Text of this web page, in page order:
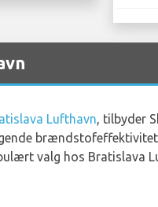
Lufthavn, tilbyder
valg hos Bratislava